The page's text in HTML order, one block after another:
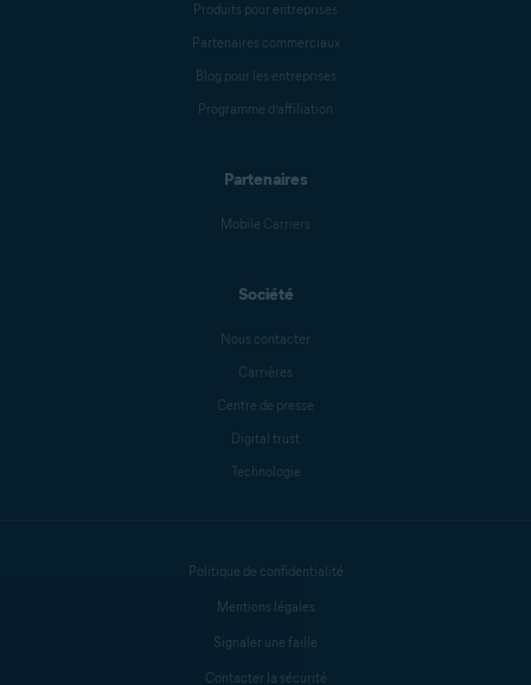
Antoinette Cocorinos
Mike Polacko
Carly Burdova
Anthony Freda
Produits pour entreprises
Partenaires commerciaux
Blog pour les entreprises
Programme d’affiliation
Partenaires
Mobile Carriers
Société
Nous contacter
Carrières
Centre de presse
Digital trust
Technologie
Politique de confidentialité
Mentions légales
Signaler une faille
Contacter la sécurité